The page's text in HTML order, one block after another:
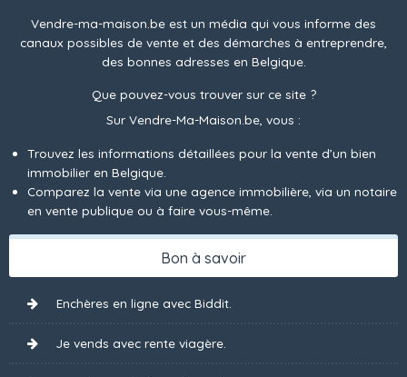
Vendre-ma-maison.be est un média qui vous informe des
canaux possibles de vente et des démarches à entreprendre,
des bonnes adresses en Belgique.
Que pouvez-vous trouver sur ce site ?
Sur Vendre-Ma-Maison.be, vous :
Trouvez les informations détaillées pour la vente d’un bien
immobilier en Belgique.
Comparez la vente via une agence immobilière, via un notaire
en vente publique ou à faire vous-même.
Bon à savoir
Enchères en ligne avec Biddit.
Je vends avec rente viagère.